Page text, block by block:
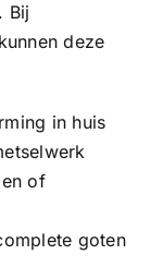
Bij
deze
in huis
of
goten